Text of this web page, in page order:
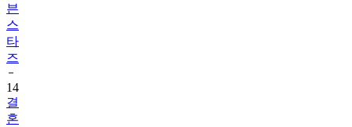
븐
스
타
즈
14
결
혼